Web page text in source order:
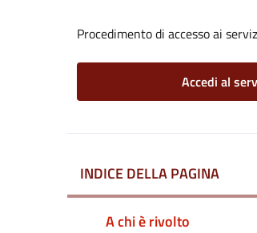
Procedimento di accesso ai
Accedi al
INDICE DELLA PAGINA
A chi è rivolto